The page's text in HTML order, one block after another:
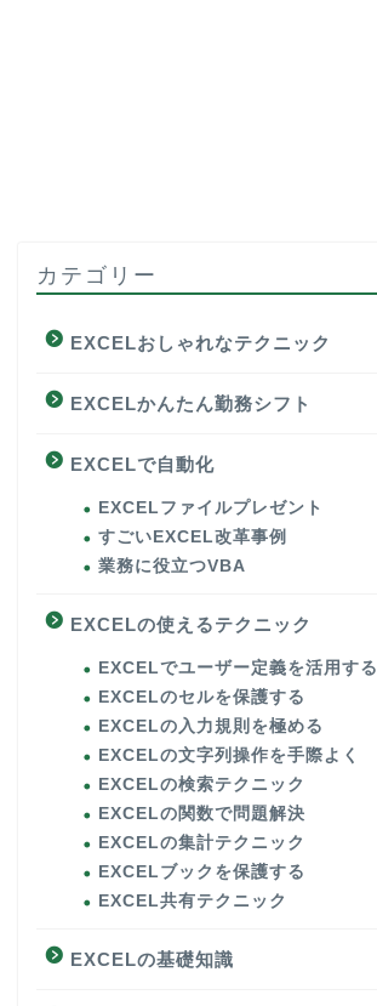
カテゴリー
EXCELおしゃれなテクニック
EXCELかんたん勤務シフト
EXCELで自動化
EXCELファイルプレゼント
すごいEXCEL改革事例
業務に役立つVBA
EXCELの使えるテクニック
EXCELでユーザー定義を活用する
EXCELのセルを保護する
EXCELの入力規則を極める
EXCELの文字列操作を手際よく
EXCELの検索テクニック
EXCELの関数で問題解決
EXCELの集計テクニック
EXCELブックを保護する
EXCEL共有テクニック
EXCELの基礎知識